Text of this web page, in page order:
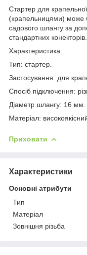
Стартер для
(крапельницями) може
садового шлангу за
стандартних конекторів.
Характеристика:
Тип: стартер.
Застосування: для
Спосіб підключення:
Діаметр шлангу: 16 мм.
Матеріал:
Приховати
Характеристики
Основні атрибути
Тип
Матеріал
Зовнішня різьба